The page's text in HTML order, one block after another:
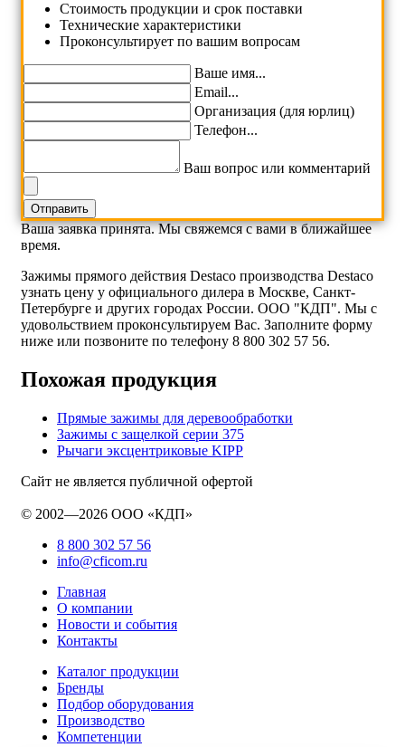
Cтоимость продукции и срок поставки
Технические характеристики
Проконсультирует по вашим вопросам
Ваше имя...
Email...
Организация (для юрлиц)
Телефон...
Ваш вопрос или комментарий
Ваша заявка принята. Мы свяжемся с вами в ближайшее
время.
Зажимы прямого действия Destaco производства Destaco
узнать цену у официального дилера в Москве, Санкт-
Петербурге и других городах России. ООО "КДП". Мы с
удовольствием проконсультируем Вас. Заполните форму
ниже или позвоните по телефону 8 800 302 57 56.
Похожая продукция
Прямые зажимы для деревообработки
Зажимы с защелкой серии 375
Рычаги эксцентриковые KIPP
Сайт не является публичной офертой
© 2002—2026 ООО «КДП»
8 800 302 57 56
info@cficom.ru
Главная
О компании
Новости и события
Контакты
Каталог продукции
Бренды
Подбор оборудования
Производство
Компетенции